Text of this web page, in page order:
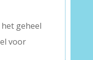
geheel
voor